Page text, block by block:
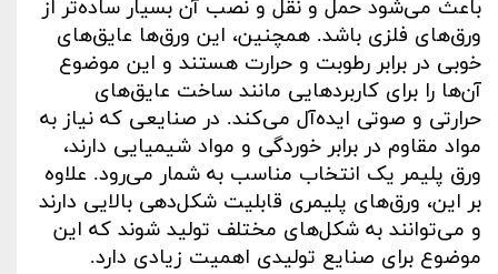
باعث می‌شود حمل و نقل و نصب آن بسیار ساده‌تر از
ورق‌های فلزی باشد. همچنین، این ورق‌ها عایق‌های
خوبی در برابر رطوبت و حرارت هستند و این موضوع
آن‌ها را برای کاربردهایی مانند ساخت عایق‌های
حرارتی و صوتی ایده‌آل می‌کند. در صنایعی که نیاز به
مواد مقاوم در برابر خوردگی و مواد شیمیایی دارند،
ورق پلیمر یک انتخاب مناسب به شمار می‌رود. علاوه
بر این، ورق‌های پلیمری قابلیت شکل‌دهی بالایی دارند
و می‌توانند به شکل‌های مختلف تولید شوند که این
موضوع برای صنایع تولیدی اهمیت زیادی دارد.